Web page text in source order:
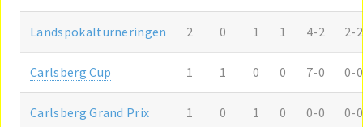
Landspokalturneringen 2 0 1 1 4-2 2-2
Carlsberg Cup 1 1 0 0 7-0 0-0
Carlsberg Grand Prix 1 0 1 0 0-0 0-0